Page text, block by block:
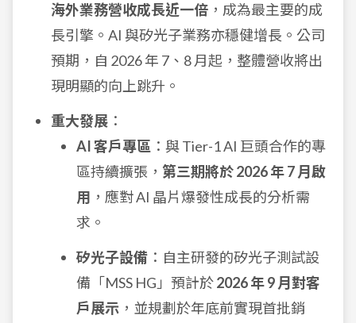
海外業務營收成長近一倍 ，成為最主要的成
長引擎。AI 與矽光子業務亦穩健增長。公司
預期，自 2026 年 7、8 月起，整體營收將出
現明顯的向上跳升。
重大發展 ：
AI 客戶專區 ：與 Tier-1 AI 巨頭合作的專
區持續擴張， 第三期將於 2026 年 7 月啟
用 ，應對 AI 晶片爆發性成長的分析需
求。
矽光子設備 ：自主研發的矽光子測試設
備「MSS HG」預計於2026 年 9 月對客
戶展示 ，並規劃於年底前實現首批銷